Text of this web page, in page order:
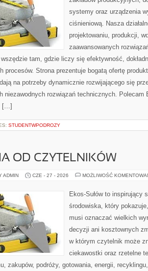
systemy oraz urządzenia
ciśnieniową. Nasza
projektowaniu, produkcji,
zaawansowanych
tam, gdzie liczy się efektywność,
procesów. Strona prezentuje bogatą ofertę
na potrzeby dynamicznie rozwijającego się
niezawodnych rozwiązań technicznych. Polecam
[…]
STUDENTWPODROZY
OD CZYTELNIKÓW
ADMIN CZE - 27 - 2026 MOŻLIWOŚĆ
Ekos-Sułów to inspirujący
środowiska, który
musi oznaczać wielkich
decyzji ani kosztownych
w którym czytelnik może
ciekawostki oraz rzetelne
zakupów, podróży, gotowania, energii,